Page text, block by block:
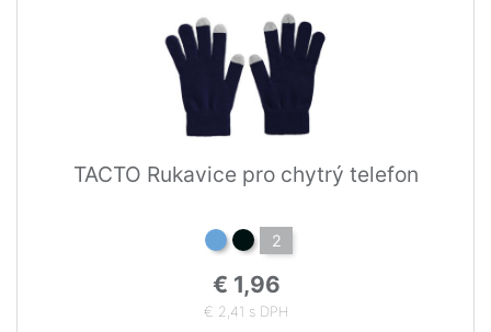
TACTO Rukavice pro chytrý telefon
2
€ 1,96
€ 2,41 s DPH